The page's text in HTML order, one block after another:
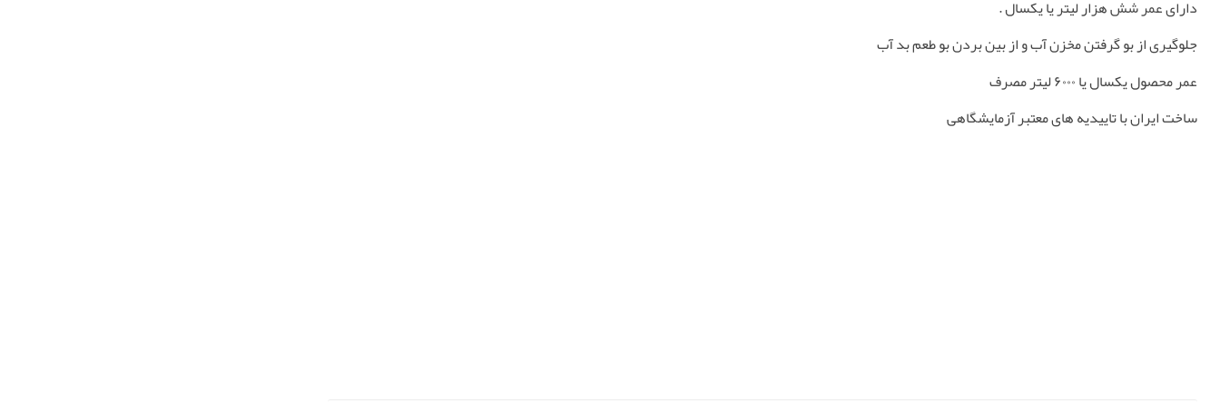
دارای عمر شش هزار لیتر یا یکسال .
جلوگیری از بو گرفتن مخزن آب و از بین بردن بو طعم بد آب
عمر محصول یکسال یا ۶۰۰۰ لیتر مصرف
ساخت ایران با تاییدیه های معتبر آزمایشگاهی